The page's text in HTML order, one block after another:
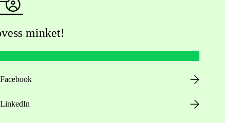
minket!
Facebook
LinkedIn